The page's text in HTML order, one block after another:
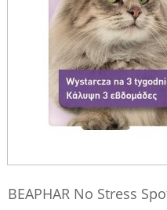
BEAPHAR No Stress